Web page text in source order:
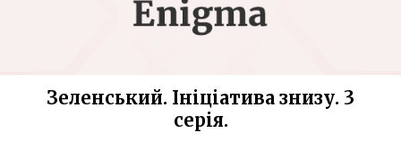
Зеленський. Ініціатива знизу. 3
серія.